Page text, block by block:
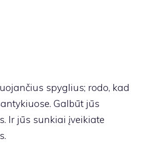
spyglius; rodo, kad
Galbūt jūs
Ir jūs sunkiai įveikiate